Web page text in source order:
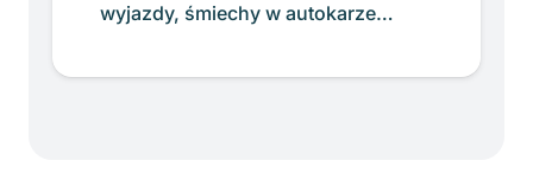
wyjazdy, śmiechy w autokarze…